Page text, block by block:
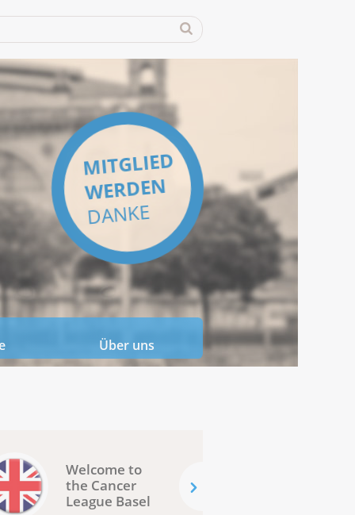
MITGLIED
WERDEN
DANKE
Über uns
Welcome to
the Cancer
League Basel